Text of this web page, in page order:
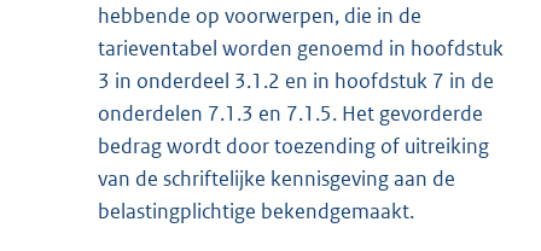
hebbende op voorwerpen, die in de
tarieventabel worden genoemd in hoofdstuk
3 in onderdeel 3.1.2 en in hoofdstuk 7 in de
onderdelen 7.1.3 en 7.1.5. Het gevorderde
bedrag wordt door toezending of uitreiking
van de schriftelijke kennisgeving aan de
belastingplichtige bekendgemaakt.